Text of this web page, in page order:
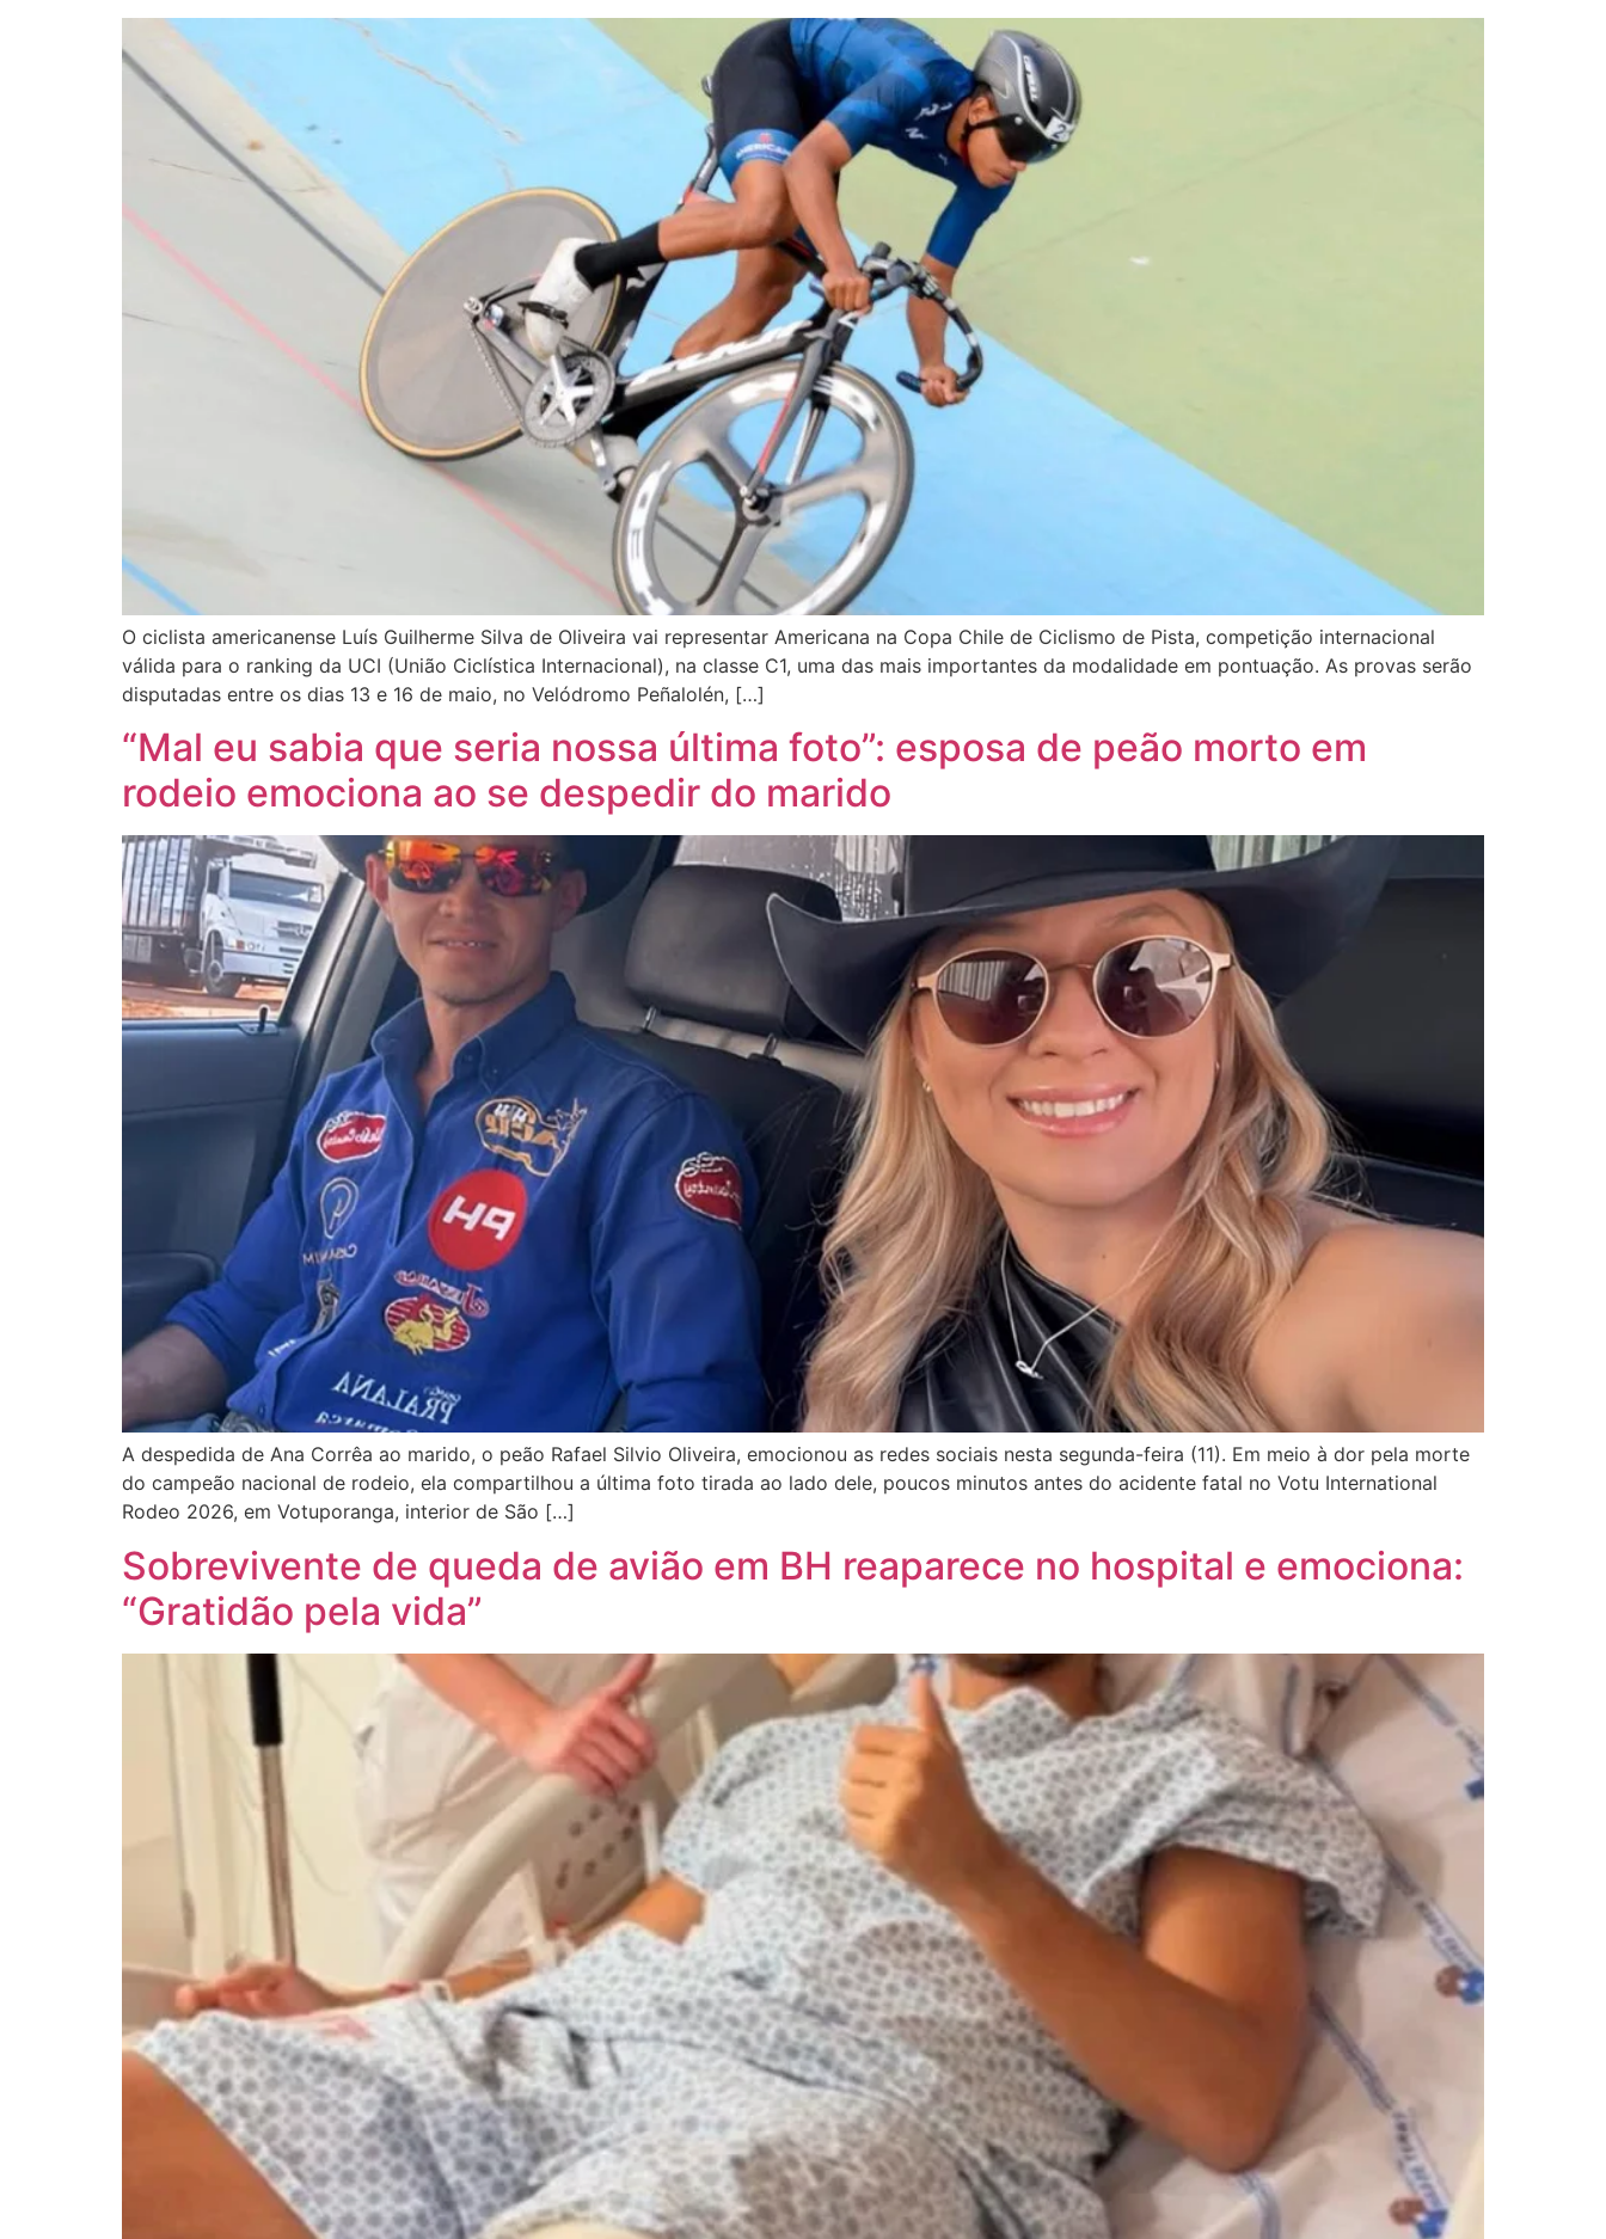
O ciclista americanense Luís Guilherme Silva de Oliveira vai representar Americana na Copa Chile de Ciclismo de Pista, competição internacional
válida para o ranking da UCI (União Ciclística Internacional), na classe C1, uma das mais importantes da modalidade em pontuação. As provas serão
disputadas entre os dias 13 e 16 de maio, no Velódromo Peñalolén, […]
“Mal eu sabia que seria nossa última foto”: esposa de peão morto em
rodeio emociona ao se despedir do marido
A despedida de Ana Corrêa ao marido, o peão Rafael Silvio Oliveira, emocionou as redes sociais nesta segunda-feira (11). Em meio à dor pela morte
do campeão nacional de rodeio, ela compartilhou a última foto tirada ao lado dele, poucos minutos antes do acidente fatal no Votu International
Rodeo 2026, em Votuporanga, interior de São […]
Sobrevivente de queda de avião em BH reaparece no hospital e emociona:
“Gratidão pela vida”